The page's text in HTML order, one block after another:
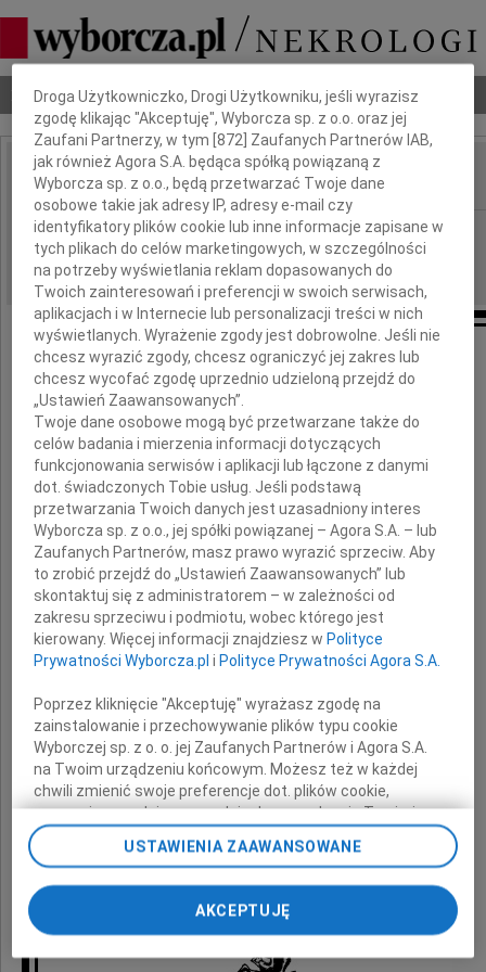
Nekrologi Odeszli Poradnik pogrzebowy
IMIĘ I NAZWISKO:
REGION: Warszawa
DATA EMISJI: 17.09.2009
Koledze
Jarkowi Wolskiemu
serdeczne wyrazy współczucia i żalu
z powodu śmierci
Mamy
składają
koleżanki i koledzy
Dbamy o Twoją prywatność
Droga Użytkowniczko, Drogi Użytkowniku, jeśli wyrazisz
zgodę klikając "Akceptuję", Wyborcza sp. z o.o. oraz jej
Zaufani Partnerzy, w tym [872 ] Zaufanych Partnerów IAB,
jak również Agora S.A. będąca spółką powiązaną z
Wyborcza sp. z o.o., będą przetwarzać Twoje dane
osobowe takie jak adresy IP, adresy e-mail czy
identyfikatory plików cookie lub inne informacje zapisane w
tych plikach do celów marketingowych, w szczególności
na potrzeby wyświetlania reklam dopasowanych do
Twoich zainteresowań i preferencji w swoich serwisach,
aplikacjach i w Internecie lub personalizacji treści w nich
wyświetlanych. Wyrażenie zgody jest dobrowolne. Jeśli nie
chcesz wyrazić zgody, chcesz ograniczyć jej zakres lub
chcesz wycofać zgodę uprzednio udzieloną przejdź do
„Ustawień Zaawansowanych”.
Twoje dane osobowe mogą być przetwarzane także do
celów badania i mierzenia informacji dotyczących
funkcjonowania serwisów i aplikacji lub łączone z danymi
dot. świadczonych Tobie usług. Jeśli podstawą
przetwarzania Twoich danych jest uzasadniony interes
Wyborcza sp. z o.o., jej spółki powiązanej – Agora S.A. – lub
Zaufanych Partnerów, masz prawo wyrazić sprzeciw. Aby
to zrobić przejdź do „Ustawień Zaawansowanych” lub
skontaktuj się z administratorem – w zależności od
zakresu sprzeciwu i podmiotu, wobec którego jest
kierowany. Więcej informacji znajdziesz w Polityce
Prywatności Wyborcza.pl i Polityce Prywatności Agora S.A.
Poprzez kliknięcie "Akceptuję" wyrażasz zgodę na
zainstalowanie i przechowywanie plików typu cookie
Wyborczej sp. z o. o. jej Zaufanych Partnerów i Agora S.A.
na Twoim urządzeniu końcowym. Możesz też w każdej
chwili zmienić swoje preferencje dot. plików cookie,
ponownie wywołując narzędzie do zarządzania Twoimi
preferencjami dot. przetwarzania danych poprzez
odnośnik „Ustawienia prywatności” w stopce serwisu i
Zmiana ustawień plików cookie możliwa jest także za
pomocą ustawień przeglądarki.
My, nasi Zaufani Partnerzy i Agora S.A. możemy
USTAWIENIA ZAAWANSOWANE
AKCEPTUJĘ